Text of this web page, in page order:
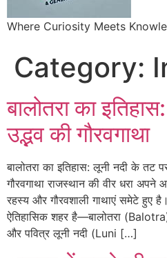
Where Curiosity Meets
Category:
बालोतरा का
उद्भव की गौरवगाथा
बालोतरा का इतिहास: लूनी नदी के तट
गौरवगाथा राजस्थान की वीर धरा
रहस्य और गौरवशाली गाथाएं समेटे हुए
ऐतिहासिक शहर है—बालोतरा
और पवित्र लूनी नदी (Luni […]